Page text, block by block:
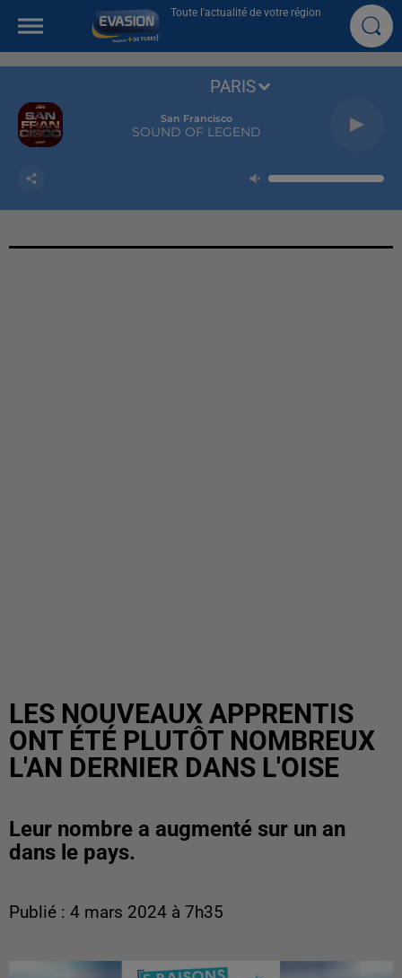
Toute l'actualité de votre région
San Francisco
SOUND OF LEGEND
PARIS
LES NOUVEAUX APPRENTIS
ONT ÉTÉ PLUTÔT NOMBREUX
L'AN DERNIER DANS L'OISE
Leur nombre a augmenté sur un an
dans le pays.
Publié : 4 mars 2024 à 7h35